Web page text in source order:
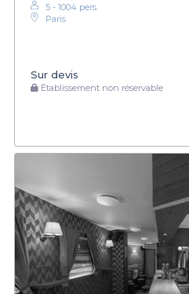
5 - 1004 pers.
Paris
Sur devis
Établissement non réservable